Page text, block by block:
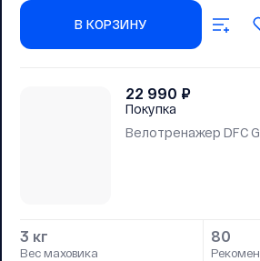
В КОРЗИНУ
22 990 ₽
Покупка
Велотренажер DFC
3 кг
Вес маховика
80